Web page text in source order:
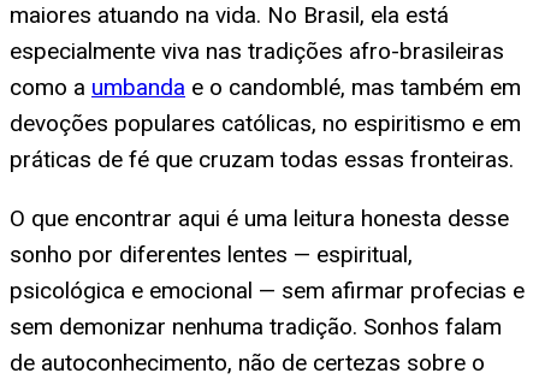
maiores atuando na vida. No Brasil, ela está
especialmente viva nas tradições afro-brasileiras
como a umbanda e o candomblé, mas também em
devoções populares católicas, no espiritismo e em
práticas de fé que cruzam todas essas fronteiras.
O que encontrar aqui é uma leitura honesta desse
sonho por diferentes lentes — espiritual,
psicológica e emocional — sem afirmar profecias e
sem demonizar nenhuma tradição. Sonhos falam
de autoconhecimento, não de certezas sobre o